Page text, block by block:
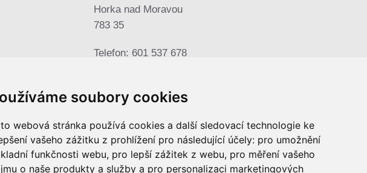
soubory cookies
webová stránka používá cookies a další sledovací technologie ke
vašeho zážitku z prohlížení pro následující účely: pro umožnění
funkčnosti webu, pro lepší zážitek z webu, pro měření vašeho
o naše produkty a služby a pro personalizaci marketingových
Horka nad Moravou
783 35
Telefon: 601 537 678